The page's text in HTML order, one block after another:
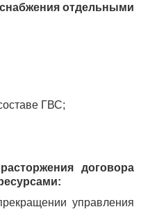
отдельными
ГВС;
договора
управления